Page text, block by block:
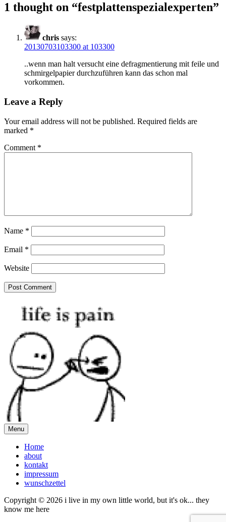
1 thought on “festplattenspezialexperten”
chris says:
20130703103300 at 103300
..wenn man halt versucht eine defragmentierung mit feile und
schmirgelpapier durchzuführen kann das schon mal
vorkommen.
Leave a Reply
Your email address will not be published. Required fields are
marked *
Comment *
Name *
Email *
Website
Menu
Home
about
kontakt
impressum
wunschzettel
Copyright © 2026 i live in my own little world, but it's ok... they
know me here